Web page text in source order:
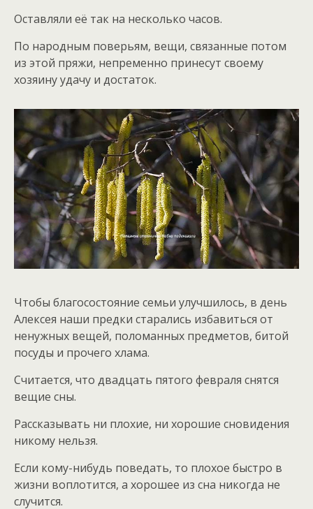
Оставляли её так на несколько часов.
По народным поверьям, вещи, связанные потом
из этой пряжи, непременно принесут своему
хозяину удачу и достаток.
Чтобы благосостояние семьи улучшилось, в день
Алексея наши предки старались избавиться от
ненужных вещей, поломанных предметов, битой
посуды и прочего хлама.
Считается, что двадцать пятого февраля снятся
вещие сны.
Рассказывать ни плохие, ни хорошие сновидения
никому нельзя.
Если кому-нибудь поведать, то плохое быстро в
жизни воплотится, а хорошее из сна никогда не
случится.